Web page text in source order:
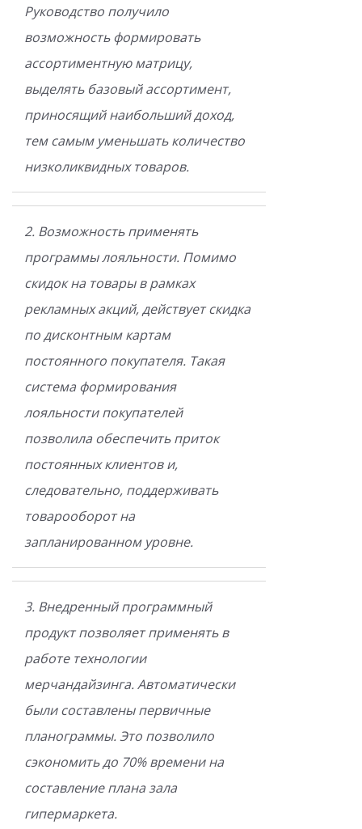
Руководство получило
возможность формировать
ассортиментную матрицу,
выделять базовый ассортимент,
приносящий наибольший доход,
тем самым уменьшать количество
низколиквидных товаров.
2. Возможность применять
программы лояльности. Помимо
скидок на товары в рамках
рекламных акций, действует скидка
по дисконтным картам
постоянного покупателя. Такая
система формирования
лояльности покупателей
позволила обеспечить приток
постоянных клиентов и,
следовательно, поддерживать
товарооборот на
запланированном уровне.
3. Внедренный программный
продукт позволяет применять в
работе технологии
мерчандайзинга. Автоматически
были составлены первичные
планограммы. Это позволило
сэкономить до 70% времени на
составление плана зала
гипермаркета.